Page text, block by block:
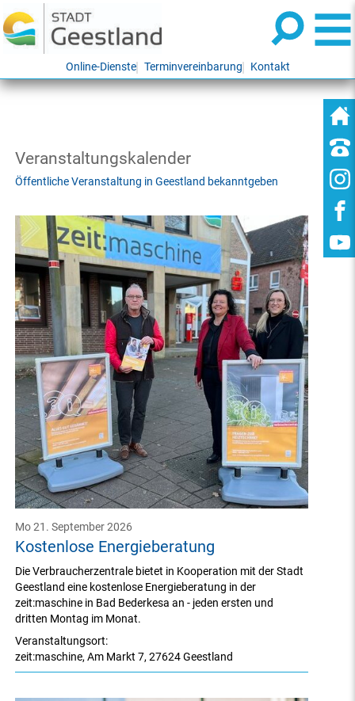
Online-Dienste Terminvereinbarung Kontakt
Veranstaltungskalender
Öffentliche Veranstaltung in Geestland bekanntgeben
Kostenlose Energieberatung
Mo 21. September 2026
Veranstaltungsort:
zeit:maschine,Am Markt 7,27624 Geestland
Die Verbraucherzentrale bietet in Kooperation mit der Stadt
Geestland eine kostenlose Energieberatung in der
zeit:maschine in Bad Bederkesa an - jeden ersten und
dritten Montag im Monat.